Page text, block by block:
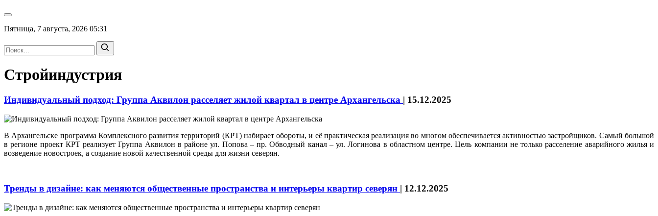
Пятница, 7 августа, 2026 05:31
Стройиндустрия
Индивидуальный подход: Группа Аквилон расселяет жилой квартал в центре Архангельска | 15.12.2025
В Архангельске программа Комплексного развития территорий (КРТ) набирает обороты, и её практическая реализация во многом обеспечивается активностью застройщиков. Самый большой
в регионе проект КРТ реализует Группа Аквилон в районе ул. Попова – пр. Обводный канал – ул. Логинова в областном центре. Цель компании не только расселение аварийного жилья и
возведение новостроек, а создание новой качественной среды для жизни северян.
Тренды в дизайне: как меняются общественные пространства и интерьеры квартир северян | 12.12.2025